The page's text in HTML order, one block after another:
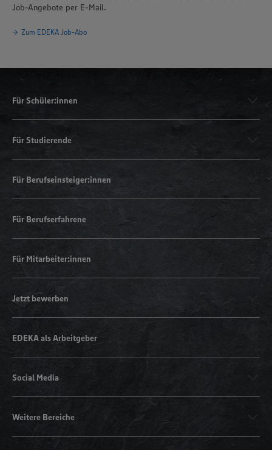
Job-Angebote per E-Mail.
Zum EDEKA Job-Abo
Für Schüler:innen
Für Studierende
Für Berufseinsteiger:innen
Für Berufserfahrene
Für Mitarbeiter:innen
Jetzt bewerben
EDEKA als Arbeitgeber
Social Media
Weitere Bereiche